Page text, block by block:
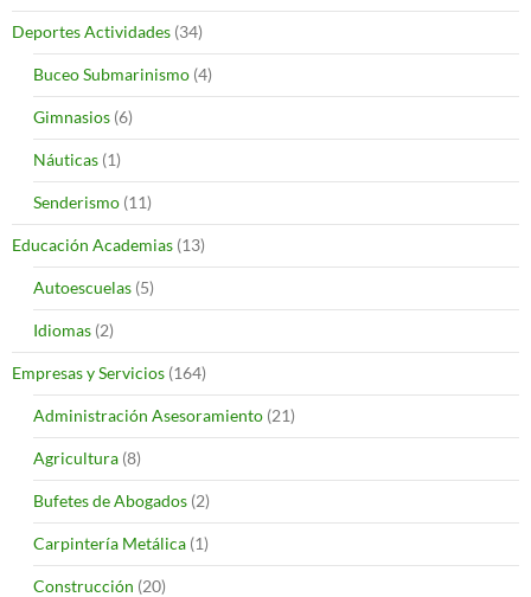
Deportes Actividades (34)
Buceo Submarinismo (4)
Gimnasios (6)
Náuticas (1)
Senderismo (11)
Educación Academias (13)
Autoescuelas (5)
Idiomas (2)
Empresas y Servicios (164)
Administración Asesoramiento (21)
Agricultura (8)
Bufetes de Abogados (2)
Carpintería Metálica (1)
Construcción (20)